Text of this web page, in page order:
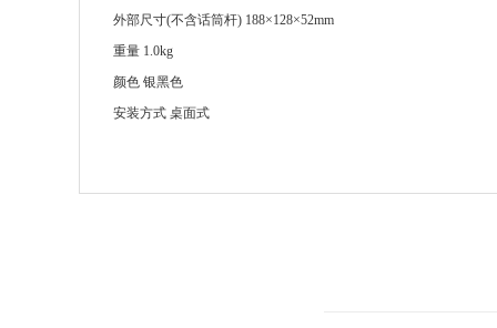
外部尺寸(不含话筒杆) 188×128×52mm
重量 1.0kg
颜色 银黑色
安装方式 桌面式